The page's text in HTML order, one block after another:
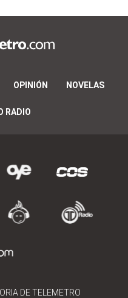
OPINIÓN NOVELAS
RADIO
DE TELEMETRO